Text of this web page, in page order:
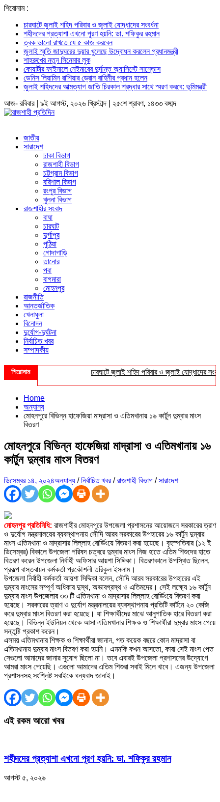
শিরোনাম :
চারঘাটে জুলাই শহিদ পরিবার ও জুলাই যোদ্ধাদের সংবর্ধনা
শহীদদের প্রত্যাশা এখনো পূরণ হয়নি: ডা. শফিকুর রহমান
ত্বক ভালো রাখতে যে ৫ কাজ করবেন
জুলাই স্মৃতি জাদুঘরের দুয়ার খুলেছে উদ্বোধন করলেন প্রধানমন্ত্রী
শাহরুখের নতুন সিনেমার লুক
কোয়ার্টার ফাইনালে নেইমারের দুর্দান্ত অ্যাসিস্টে সান্তোস
ডেনিস লিয়ামিন রাশিয়ার ড্রোন বাহিনীর প্রধান হলেন
জুলাই শহিদদের আত্মত্যাগ জাতি চিরকাল শ্রদ্ধার সাথে স্মরণ করবে: ভূমিমন্ত্রী
আজ- রবিবার | ৯ই আগস্ট, ২০২৬ খ্রিস্টাব্দ | ২৫শে শ্রাবণ, ১৪৩৩ বঙ্গাব্দ
জাতীয়
সারাদেশ
ঢাকা বিভাগ
রাজশাহী বিভাগ
চট্টগ্রাম বিভাগ
বরিশাল বিভাগ
রংপুর বিভাগ
খুলনা বিভাগ
রাজশাহীর সংবাদ
বাঘা
চারঘাট
দুর্গাপুর
পুঠিয়া
গোদাগাড়ি
তানোর
পবা
বাগমারা
মোহনপুর
রাজনীতি
আন্তর্জাতিক
খেলাধুলা
বিনোদন
দুর্যোগ-দুর্ঘটনা
নির্বাচিত খবর
সম্পাদকীয়
শিরোনাম চারঘাটে জুলাই শহিদ পরিবার ও জুলাই যোদ্ধাদের সংবর্ধনা
Home
অন্যান্য
মোহনপুরে বিভিন্ন হাফেজিয়া মাদ্রাসা ও এতিমখানায় ১৬ কার্টুন দুম্বার মাংস
বিতরণ
মোহনপুরে বিভিন্ন হাফেজিয়া মাদ্রাসা ও এতিমখানায় ১৬
কার্টুন দুম্বার মাংস বিতরণ
ডিসেম্বর ১৪, ২০২৪অন্যান্য /নির্বাচিত খবর/রাজশাহী বিভাগ /সারাদেশ
মোহনপুর প্রতিনিধি: রাজশাহীর মোহনপুরে উপজেলা প্রশাসনের আয়োজনে সরকারের ত্রাণ
ও দুর্যোগ মন্ত্রনালয়ের ব্যবস্থাপনায় সৌদি আরব সরকারের উপহারের ১৬ কার্টুন দুম্বার
মাংস এতিমখানা ও মাদ্রাসার লিল্লাহ বোর্ডিংয়ে বিতরণ করা হয়েছে। বৃহস্পতিবার (১২ ই
ডিসেম্বর) বিকালে উপজেলা পরিষদ চত্বরে দুম্বার মাংস নিজ হাতে এতিম শিশুদের হাতে
বিতরণ করেন উপজেলা নির্বাহী অফিসার আয়শা সিদ্দিকা। বিতরণকালে উপস্থিত ছিলেন,
প্রকল্প বাস্তবায়ন কর্মকর্তা প্রকৌশলী তরিকুল ইসলাম।
উপজেলা নির্বাহী কর্মকর্তা আয়শা সিদ্দিকা বলেন, সৌদি আরব সরকারের উপহারের এই
দুম্বার মাংসের সম্পূর্ণ অধিকার দুস্থ, অভাবগ্রস্থ ও এতিমদের। সেই লক্ষ্যে ১৬ কার্টুন
দুম্বার মাংস উপজেলার ৩৩ টি এতিমখানা ও মাদ্রাসার লিল্লাহ বোর্ডিংয়ে বিতরণ করা
হয়েছে। সরকারের ত্রাণ ও দুর্যোগ মন্ত্রনালয়ের ব্যবস্থাপনায় প্রতিটি কার্টনে ২০ কেজি
করে দুম্বার মাংস বিতরণ করা হয়েছে। যা শিক্ষার্থীদের মাঝে আনুপাতিক হারে বিতরণ করা
হয়েছে। বিভিন্ন ইউনিয়ন থেকে আসা এতিমখানার শিক্ষক ও শিক্ষার্থীরা দুম্বার মাংস পেয়ে
সন্তুষ্টি প্রকাশ করেন।
এসময় এতিমখানার শিক্ষক ও শিক্ষার্থীরা জানান, গত কয়েক বছরে কোন মাদ্রাসা বা
এতিমখানায় দুম্বার মাংস বিতরণ করা হয়নি। এমনকি কখন আসতো, কারা সেই মাংস পেত
সেগুলো আমাদের জানার সুযোগ ছিলো না। তবে এবারই উপজেলা প্রশাসনের উদ্যোগে
আমরা মাংস পেয়েছি। এগুলো আমাদের এতিম শিশুরা সবাই মিলে খাবে। এজন্য উপজেলা
প্রশাসনসহ সংশ্লিষ্ট সবাইকে ধন্যবাদ জানাই।
এই রকম আরো খবর
শহীদদের প্রত্যাশা এখনো পূরণ হয়নি: ডা. শফিকুর রহমান
আগস্ট ৫, ২০২৬